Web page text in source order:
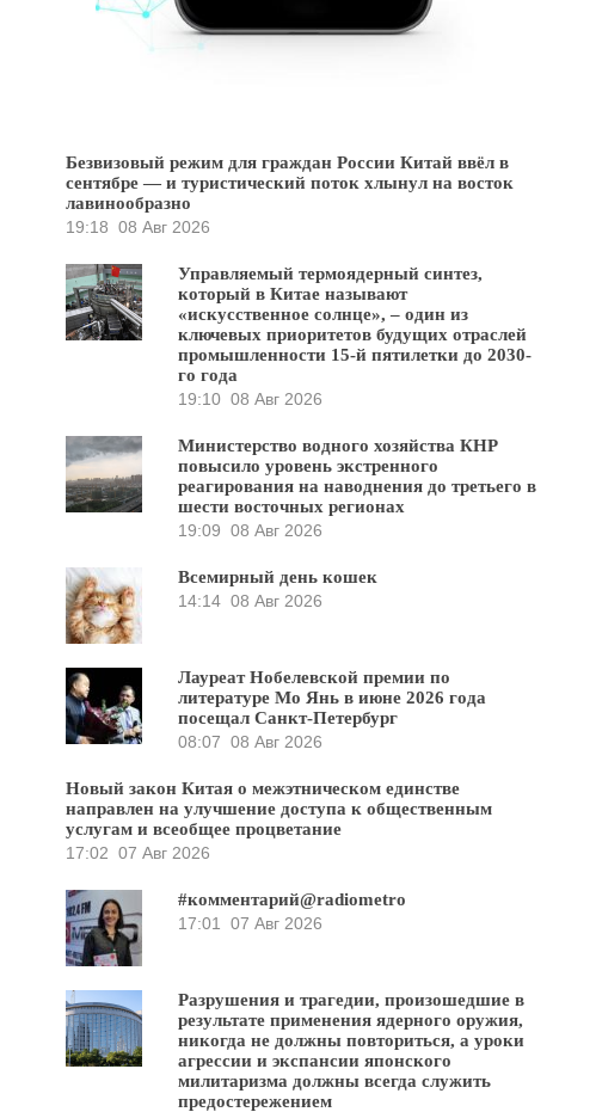
Безвизовый режим для граждан России Китай ввёл в
сентябре — и туристический поток хлынул на восток
лавинообразно
19:18 08 Авг 2026
Управляемый термоядерный синтез,
который в Китае называют
«искусственное солнце», – один из
ключевых приоритетов будущих отраслей
промышленности 15-й пятилетки до 2030-
го года
19:10 08 Авг 2026
Министерство водного хозяйства КНР
повысило уровень экстренного
реагирования на наводнения до третьего в
шести восточных регионах
19:09 08 Авг 2026
Всемирный день кошек
14:14 08 Авг 2026
Лауреат Нобелевской премии по
литературе Мо Янь в июне 2026 года
посещал Санкт-Петербург
08:07 08 Авг 2026
Новый закон Китая о межэтническом единстве
направлен на улучшение доступа к общественным
услугам и всеобщее процветание
17:02 07 Авг 2026
#комментарий@radiometro
17:01
07 Авг 2026
Разрушения и трагедии, произошедшие в
результате применения ядерного оружия,
никогда не должны повториться, а уроки
агрессии и экспансии японского
милитаризма должны всегда служить
предостережением